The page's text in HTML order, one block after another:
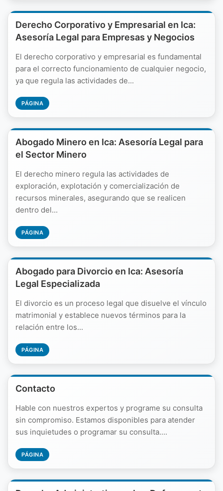
Derecho Corporativo y Empresarial en Ica:
Asesoría Legal para Empresas y Negocios
El derecho corporativo y empresarial es fundamental
para el correcto funcionamiento de cualquier negocio,
ya que regula las actividades de...
PÁGINA
Abogado Minero en Ica: Asesoría Legal para
el Sector Minero
El derecho minero regula las actividades de
exploración, explotación y comercialización de
recursos minerales, asegurando que se realicen
dentro del...
PÁGINA
Abogado para Divorcio en Ica: Asesoría
Legal Especializada
El divorcio es un proceso legal que disuelve el vínculo
matrimonial y establece nuevos términos para la
relación entre los...
PÁGINA
Contacto
Hable con nuestros expertos y programe su consulta
sin compromiso. Estamos disponibles para atender
sus inquietudes o programar su consulta....
PÁGINA